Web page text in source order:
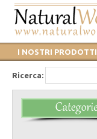
I NOSTRI PRODOTTI
Ricerca: